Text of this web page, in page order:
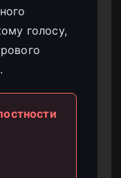
голосу,